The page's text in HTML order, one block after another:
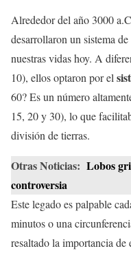
Alrededor del año 3000
desarrollaron un sistema
nuestras vidas hoy. A
10), ellos optaron por el
60? Es un número
15, 20 y 30), lo que
división de tierras.
Otras Noticias: Lobos
controversia
Este legado es palpable
minutos o una
resaltado la importancia de